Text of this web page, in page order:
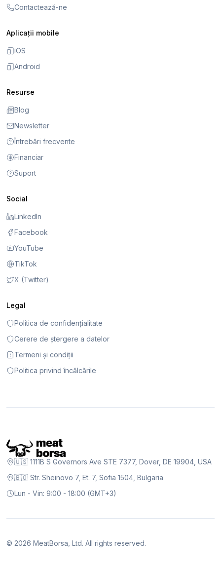
Contactează-ne
Aplicații mobile
iOS
Android
Resurse
Blog
Newsletter
Întrebări frecvente
Financiar
Suport
Social
LinkedIn
Facebook
YouTube
TikTok
X (Twitter)
Legal
Politica de confidențialitate
Cerere de ștergere a datelor
Termeni și condiții
Politica privind încălcările
🇺🇸 1111B S Governors Ave STE 7377, Dover, DE 19904, USA
🇧🇬 Str. Sheinovo 7, Et. 7, Sofia 1504, Bulgaria
Lun - Vin: 9:00 - 18:00 (GMT+3)
© 2026 MeatBorsa, Ltd. All rights reserved.